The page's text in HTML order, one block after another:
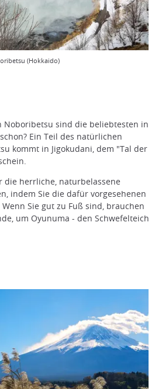
(Hokkaido)
Noboribetsu sind die beliebtesten in
Ein Teil des natürlichen
kommt in Jigokudani, dem "Tal der
die herrliche, naturbelassene
indem Sie die dafür vorgesehenen
Sie gut zu Fuß sind, brauchen
um Oyunuma - den Schwefelteich